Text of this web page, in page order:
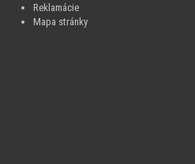
Reklamácie
Mapa stránky